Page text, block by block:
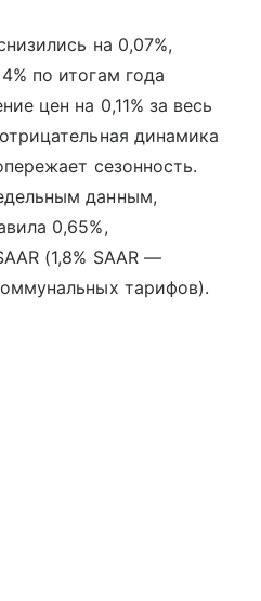
на 0,07%,
по итогам года
цен на 0,11% за весь
динамика
сезонность.
данным,
0,65%,
(1,8% SAAR —
тарифов).